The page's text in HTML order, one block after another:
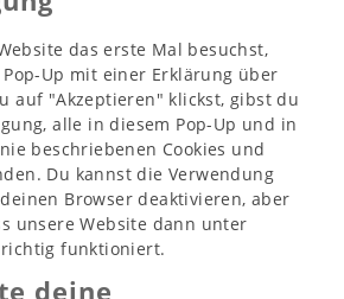
das erste Mal besuchst,
Up mit einer Erklärung über
auf "Akzeptieren" klickst, gibst du
alle in diesem Pop-Up und in
beschriebenen Cookies und
Du kannst die Verwendung
Browser deaktivieren, aber
unsere Website dann unter
funktioniert.
deine